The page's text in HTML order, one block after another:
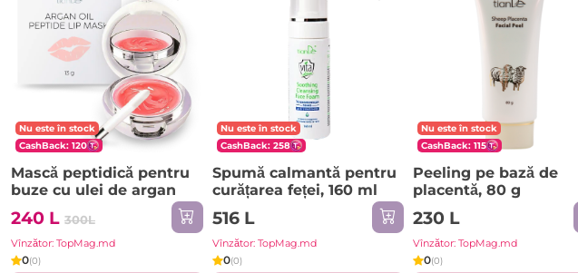
Nu este în stock
CashBack: 120
Mască peptidică pentru
buze cu ulei de argan
240 L 300L
Vînzător: TopMag.md
0(0)
Nu este în stock
CashBack: 258
Spumă calmantă pentru
curățarea feței, 160 ml
516 L
Vînzător: TopMag.md
0(0)
Nu este în stock
CashBack: 115
Peeling pe bază de
placentă, 80 g
230 L
Vînzător: TopMag.md
0(0)